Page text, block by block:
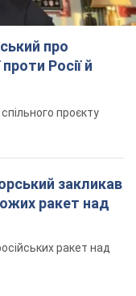
про
Росії й
проєкту
закликав
ракет над
ракет над